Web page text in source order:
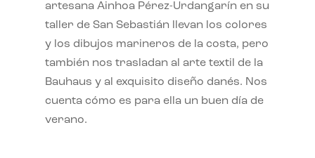
artesana Ainhoa Pérez-Urdangarín en su
taller de San Sebastián llevan los colores
y los dibujos marineros de la costa, pero
también nos trasladan al arte textil de la
Bauhaus y al exquisito diseño danés. Nos
cuenta cómo es para ella un buen día de
verano.